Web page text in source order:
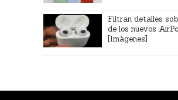
Filtran detalles
de los nuevos
[Imágenes]